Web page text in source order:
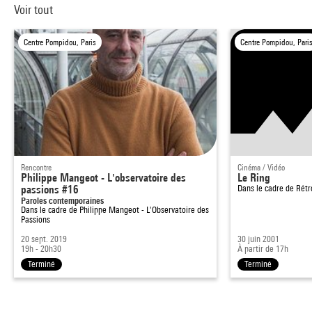
Voir tout
Centre Pompidou, Paris
Rencontre
Philippe Mangeot - L'observatoire des
passions #16
Paroles contemporaines
Dans le cadre de Philippe Mangeot - L'Observatoire des
Passions
20 sept. 2019
19h - 20h30
Terminé
Centre Pompidou,
Cinéma / Vidéo
Le Ring
Dans le cadre de
30 juin 2001
À partir de 17h
Terminé